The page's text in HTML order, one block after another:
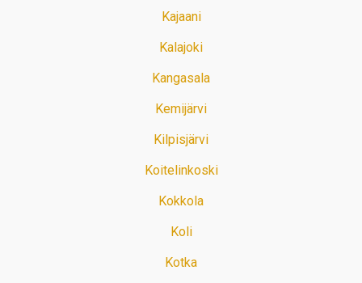
Kajaani
Kalajoki
Kangasala
Kemijärvi
Kilpisjärvi
Koitelinkoski
Kokkola
Koli
Kotka